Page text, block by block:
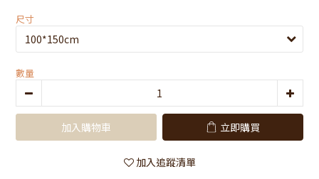
尺寸
數量
加入購物車 立即購買
加入追蹤清單